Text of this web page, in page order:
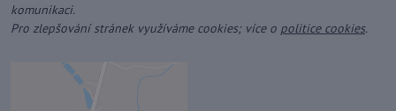
komunikaci.
Pro zlepšování stránek využíváme cookies; více o politice cookies.